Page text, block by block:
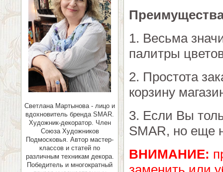
Светлана Мартынова - лицо и
вдохновитель бренда SMAR.
Художник-декоратор. Член
Союза Художников
Подмосковья. Автор мастер-
классов и статей по
различным техникам декора.
Победитель и многократный
1. Весьма
палитры
2. Простота
корзину
3. Если Вы
SMAR, но еще
ВНИМАНИЕ: